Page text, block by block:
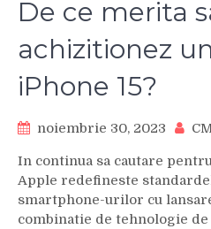
De ce merita
achizitionez
iPhone 15?
noiembrie 30, 2023
In continua sa cautare
Apple redefineste
smartphone-urilor cu
combinatie de tehnologie